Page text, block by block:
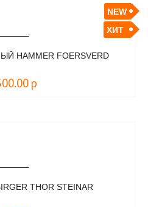
NEW
ХИТ
HAMMER FOERSVERD
р
THOR STEINAR